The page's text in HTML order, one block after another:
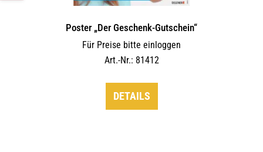
Poster „Der Geschenk-Gutschein“
Für Preise bitte einloggen
Art.-Nr.: 81412
DETAILS